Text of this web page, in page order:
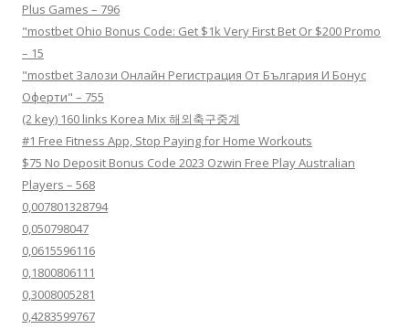
Plus Games – 796
"mostbet Ohio Bonus Code: Get $1k Very First Bet Or $200 Promo
– 15
"mostbet Залози Онлайн Регистрация От България И Бонус
Оферти" – 755
(2 key) 160 links Korea Mix 해외축구중계
#1 Free Fitness App, Stop Paying for Home Workouts
$75 No Deposit Bonus Code 2023 Ozwin Free Play Australian
Players – 568
0,007801328794
0,050798047
0,0615596116
0,1800806111
0,3008005281
0,4283599767